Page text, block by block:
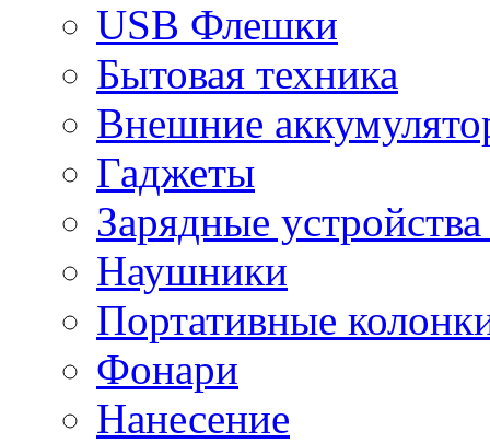
USB Флешки
Бытовая техника
Внешние
Гаджеты
Зарядные
Наушники
Портативные
Фонари
Нанесение